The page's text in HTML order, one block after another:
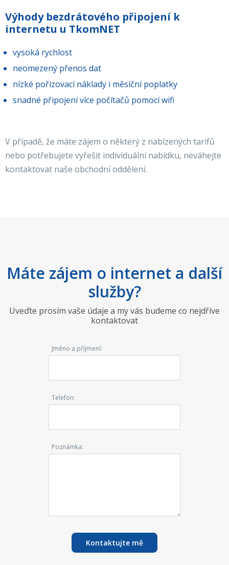
Výhody bezdrátového připojení k
internetu u TkomNET
vysoká rychlost
neomezený přenos dat
nízké pořizovací náklady i měsíční poplatky
snadné připojení více počítačů pomocí wifi
V případě, že máte zájem o některý z nabízených tarifů
nebo potřebujete vyřešit individuální nabídku, neváhejte
kontaktovat naše obchodní oddělení.
Máte zájem o internet a další
služby?
Uveďte prosím vaše údaje a my vás budeme co nejdříve
kontaktovat
Jméno a příjmení:
Telefon:
Poznámka:
Kontaktujte mě